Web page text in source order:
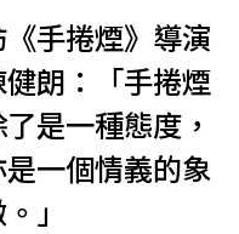
《手捲煙》導演
健朗：「手捲煙
了是一種態度，
是一個情義的象
」